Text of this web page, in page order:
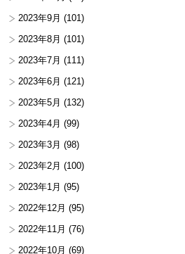
2023年9月 (101)
2023年8月 (101)
2023年7月 (111)
2023年6月 (121)
2023年5月 (132)
2023年4月 (99)
2023年3月 (98)
2023年2月 (100)
2023年1月 (95)
2022年12月 (95)
2022年11月 (76)
2022年10月 (69)